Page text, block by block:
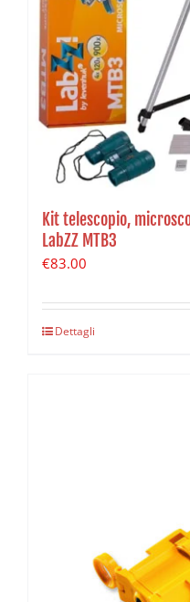
Kit telescopio,
LabZZ MTB3
€83.00
Dettagli